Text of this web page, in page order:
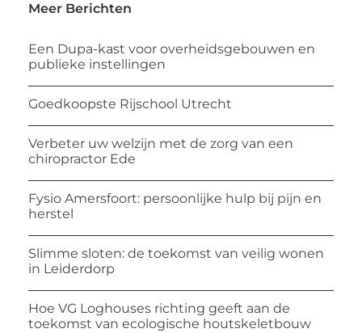
Meer Berichten
Een Dupa-kast voor overheidsgebouwen en
publieke instellingen
Goedkoopste Rijschool Utrecht
Verbeter uw welzijn met de zorg van een
chiropractor Ede
Fysio Amersfoort: persoonlijke hulp bij pijn en
herstel
Slimme sloten: de toekomst van veilig wonen
in Leiderdorp
Hoe VG Loghouses richting geeft aan de
toekomst van ecologische houtskeletbouw